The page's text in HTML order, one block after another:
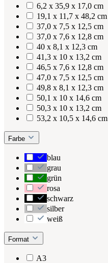
6,2 x 35,9 x 17,0 cm
19,1 x 11,7 x 48,2 cm
37,0 x 7,5 x 12,5 cm
37,0 x 7,6 x 12,8 cm
40 x 8,1 x 12,3 cm
41,3 x 10 x 13,2 cm
46,5 x 7,6 x 12,8 cm
47,0 x 7,5 x 12,5 cm
49,8 x 8,1 x 12,3 cm
50,1 x 10 x 14,6 cm
50,3 x 10 x 13,2 cm
53,2 x 10,5 x 14,6 cm
Farbe
blau
grau
grün
rosa
schwarz
silber
weiß
Format
A3